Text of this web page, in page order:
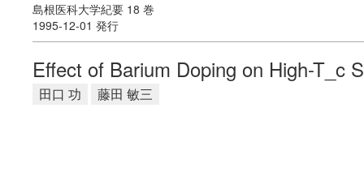
島根医科大学紀要 18 巻
1995-12-01 発行
Effect of Barium Doping on High-T_c
田口 功 藤田 敏三